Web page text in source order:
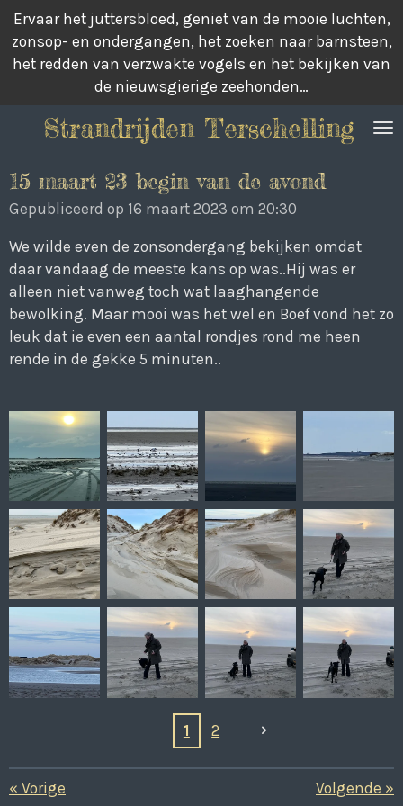
Ga
direct
naar
Strandrijden Terschelling
Ervaar het juttersbloed, geniet van de mooie luchten,
zonsop- en ondergangen, het zoeken naar barnsteen,
het redden van verzwakte vogels en het bekijken van
de nieuwsgierige zeehonden…
15 maart 23 begin van de avond
Gepubliceerd op 16 maart 2023 om 20:30
We wilde even de zonsondergang bekijken omdat
daar vandaag de meeste kans op was..Hij was er
alleen niet vanweg toch wat laaghangende
bewolking. Maar mooi was het wel en Boef vond het zo
leuk dat ie even een aantal rondjes rond me heen
rende in de gekke 5 minuten..
1 2
« Vorige Volgende »